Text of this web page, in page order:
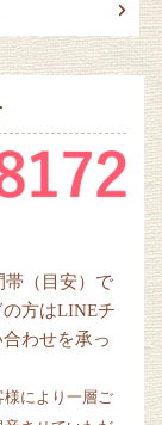
帯（目安）で
方はLINEチ
わせを承っ
により一層ご